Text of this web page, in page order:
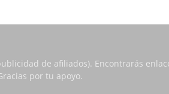
de afiliados). Encontrarás
por tu apoyo.